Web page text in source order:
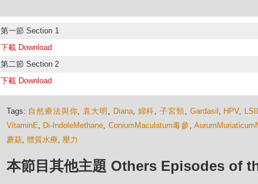
第一節 Section 1
下載 Download
第二節 Section 2
下載 Download
Tags: 自然療法與你,袁大明 , Diana, 婦科,子宮頸, Gardasil , HPV,
VitaminE, Di-IndoleMethane, ConiumMaculatum毒參 ,
蘑菇, 體質水療, 壓力
本節目其他主題 Others Episodes of